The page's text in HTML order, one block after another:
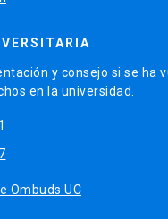
y consejo si se ha
en la universidad.
Ombuds UC